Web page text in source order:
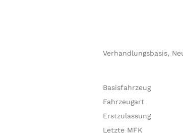
Verhandlungsbasis,
Basisfahrzeug
Fahrzeugart
Erstzulassung
Letzte MFK